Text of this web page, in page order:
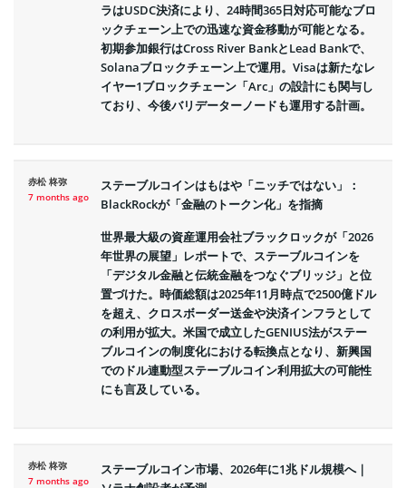
ラはUSDC決済により、24時間365日対応可能なブロ
ックチェーン上での迅速な資金移動が可能となる。
初期参加銀行はCross River BankとLead Bankで、
Solanaブロックチェーン上で運用。Visaは新たなレ
イヤー1ブロックチェーン「Arc」の設計にも関与し
ており、今後バリデーターノードも運用する計画。
赤松 柊弥
7 months ago
ステーブルコインはもはや「ニッチではない」：
BlackRockが「金融のトークン化」を指摘
世界最大級の資産運用会社ブラックロックが「2026
年世界の展望」レポートで、ステーブルコインを
「デジタル金融と伝統金融をつなぐブリッジ」と位
置づけた。時価総額は2025年11月時点で2500億ドル
を超え、クロスボーダー送金や決済インフラとして
の利用が拡大。米国で成立したGENIUS法がステー
ブルコインの制度化における転換点となり、新興国
でのドル連動型ステーブルコイン利用拡大の可能性
にも言及している。
赤松 柊弥
7 months ago
ステーブルコイン市場、2026年に1兆ドル規模へ｜